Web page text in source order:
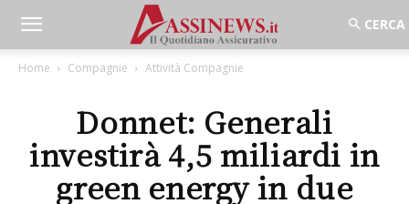
Home Compagnie Attività Compagnie
Donnet: Generali
investirà 4,5 miliardi in
green energy in due